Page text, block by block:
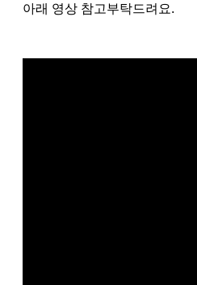
아래 영상 참고부탁드려요.